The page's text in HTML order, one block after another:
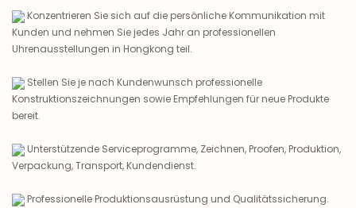
Konzentrieren Sie sich auf die persönliche Kommunikation mit
Kunden und nehmen Sie jedes Jahr an professionellen
Uhrenausstellungen in Hongkong teil.
Stellen Sie je nach Kundenwunsch professionelle
Konstruktionszeichnungen sowie Empfehlungen für neue Produkte
bereit.
Unterstützende Serviceprogramme, Zeichnen, Proofen, Produktion,
Verpackung, Transport, Kundendienst.
Professionelle Produktionsausrüstung und Qualitätssicherung.